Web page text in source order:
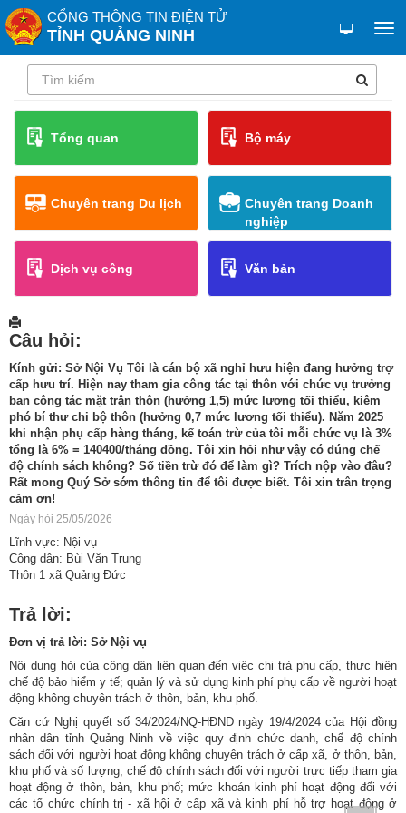
CỔNG THÔNG TIN ĐIỆN TỬ
TỈNH QUẢNG NINH
Tổng quan Bộ máy
Chuyên trang Du lịch
Chuyên trang Doanh
nghiệp
Dịch vụ công Văn bản
Câu hỏi:
Kính gửi: Sở Nội Vụ Tôi là cán bộ xã nghỉ hưu hiện đang hưởng trợ
cấp hưu trí. Hiện nay tham gia công tác tại thôn với chức vụ trưởng
ban công tác mặt trận thôn (hưởng 1,5) mức lương tối thiểu, kiêm
phó bí thư chi bộ thôn (hưởng 0,7 mức lương tối thiểu). Năm 2025
khi nhận phụ cấp hàng tháng, kế toán trừ của tôi mỗi chức vụ là 3%
tổng là 6% = 140400/tháng đồng. Tôi xin hỏi như vậy có đúng chế
độ chính sách không? Số tiền trừ đó để làm gì? Trích nộp vào đâu?
Rất mong Quý Sở sớm thông tin để tôi được biết. Tôi xin trân trọng
cảm ơn!
Ngày hỏi 25/05/2026
Lĩnh vực: Nội vụ
Công dân: Bùi Văn Trung
Thôn 1 xã Quảng Đức
Trả lời:
Đơn vị trả lời: Sở Nội vụ
Nội dung hỏi của công dân liên quan đến việc chi trả phụ cấp, thực hiện
chế độ bảo hiểm y tế; quản lý và sử dụng kinh phí phụ cấp về người hoạt
động không chuyên trách ở thôn, bản, khu phố.
Căn cứ Nghị quyết số 34/2024/NQ-HĐND ngày 19/4/2024 của Hội đồng
nhân dân tỉnh Quảng Ninh về việc quy định chức danh, chế độ chính
sách đối với người hoạt động không chuyên trách ở cấp xã, ở thôn, bản,
khu phố và số lượng, chế độ chính sách đối với người trực tiếp tham gia
hoạt động ở thôn, bản, khu phố; mức khoán kinh phí hoạt động đối với
các tổ chức chính trị - xã hội ở cấp xã và kinh phí hỗ trợ hoạt động ở